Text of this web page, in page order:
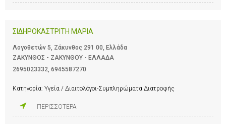
ΣΙΔΗΡΟΚΑΣΤΡΙΤΗ ΜΑΡΙΑ
Λογοθετών 5, Ζάκυνθος 291 00, Ελλάδα
ΖΑΚΥΝΘΟΣ - ΖΑΚΥΝΘΟΥ - ΕΛΛΑΔΑ
2695023332 6945587270
Κατηγορία: Υγεία / Διαιτολόγοι-Συμπληρώματα Διατροφής
ΠΕΡΙΣΣΟΤΕΡΑ